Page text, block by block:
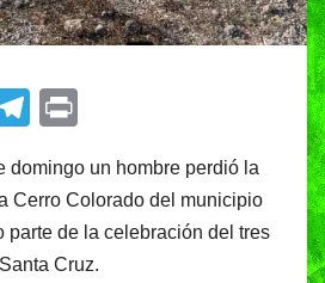
T
e
gr
a
t
domingo un hombre perdió la
Cerro Colorado del municipio
parte de la celebración del tres
Cruz.